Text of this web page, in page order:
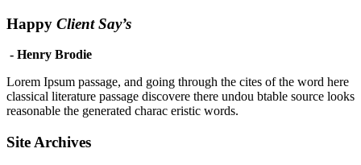
Happy Client Say’s
- Henry Brodie
Lorem Ipsum passage, and going through the cites of the word here
classical literature passage discovere there undou btable source looks
reasonable the generated charac eristic words.
Site Archives